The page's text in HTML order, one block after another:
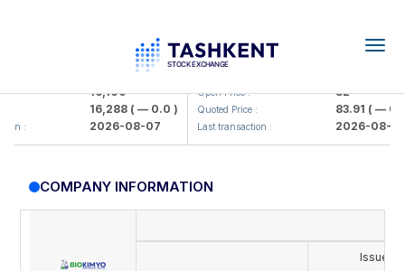
16,100
16,288( — 0.0 )
2026-08-07
KFSK (<Kafolat sug'urta
Open Price : 82
Quoted Price : 83.91( — 0.0 )
Last transaction : 2026-08-07
COMPANY INFORMATION
Issue's